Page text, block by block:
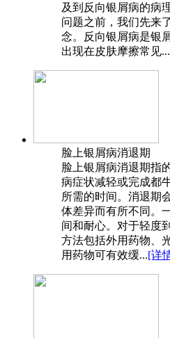
及到反向银屑病的病
问题之前，我们先来
念。反向银屑病是银
出现在皮肤摩擦常见...
脸上银屑病消退期
脸上银屑病消退期指
病症状减轻或完成都
所需的时间。消退期
体差异而有所不同。
间和耐心。对于轻度
方法包括外用药物、
用药物可有效缓...[详